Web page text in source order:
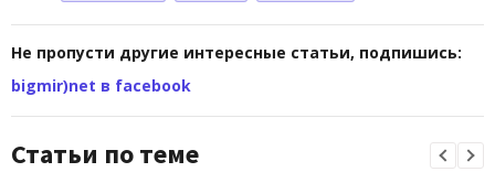
Не пропусти другие интересные статьи, подпишись:
bigmir)net в facebook
Статьи по теме